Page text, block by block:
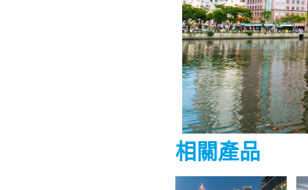
相關產品